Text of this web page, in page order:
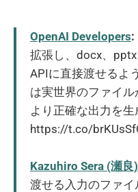
OpenAI Developers:
拡張し、docx、
APIに直接渡せるよ
は実世界のファイル
より正確な出力を生
https://t.co/
Kazuhiro Sera (瀬良)
渡せる入力のファ